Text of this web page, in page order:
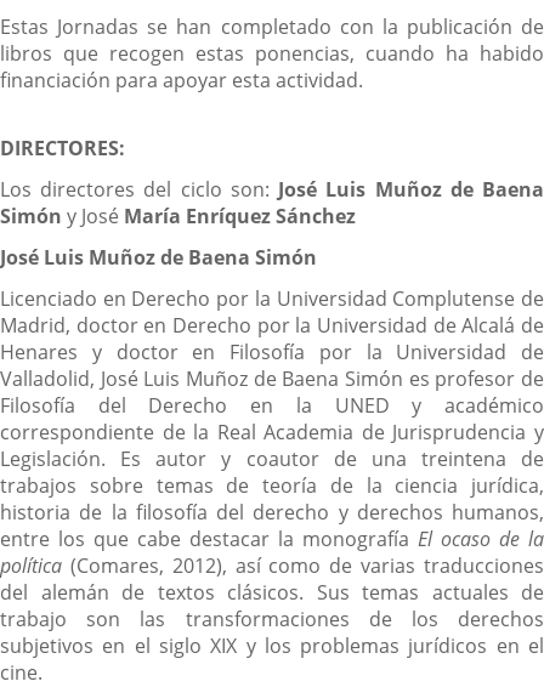
Estas Jornadas se han completado con la publicación de
libros que recogen estas ponencias, cuando ha habido
financiación para apoyar esta actividad.
DIRECTORES:
Los directores del ciclo son: José Luis Muñoz de Baena
Simón y José María Enríquez Sánchez
José Luis Muñoz de Baena Simón
Licenciado en Derecho por la Universidad Complutense de
Madrid, doctor en Derecho por la Universidad de Alcalá de
Henares y doctor en Filosofía por la Universidad de
Valladolid, José Luis Muñoz de Baena Simón es profesor de
Filosofía del Derecho en la UNED y académico
correspondiente de la Real Academia de Jurisprudencia y
Legislación. Es autor y coautor de una treintena de
trabajos sobre temas de teoría de la ciencia jurídica,
historia de la filosofía del derecho y derechos humanos,
entre los que cabe destacar la monografía El ocaso de la
política (Comares, 2012), así como de varias traducciones
del alemán de textos clásicos. Sus temas actuales de
trabajo son las transformaciones de los derechos
subjetivos en el siglo XIX y los problemas jurídicos en el
cine.